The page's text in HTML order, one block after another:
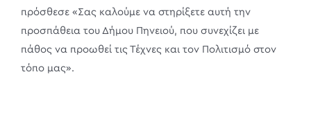
πρόσθεσε «Σας καλούμε να στηρίξετε αυτή την
προσπάθεια του Δήμου Πηνειού, που συνεχίζει με
πάθος να προωθεί τις Τέχνες και τον Πολιτισμό στον
τόπο μας».